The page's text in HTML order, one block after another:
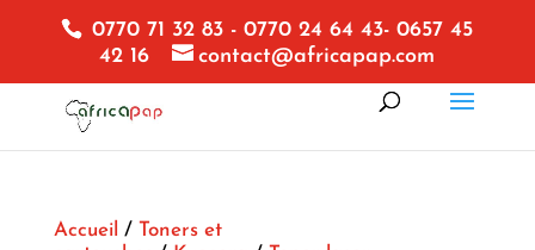
0770 71 32 83 - 0770 24 64 43- 0657 45
42 16
contact@africapap.com
Accueil / Toners et